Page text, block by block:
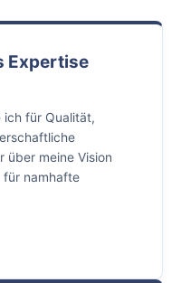
Expertise
ich für Qualität,
über meine Vision
für namhafte